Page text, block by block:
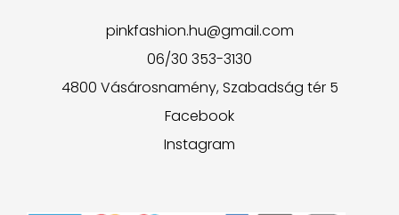
pinkfashion.hu@gmail.com
06/30 353-3130
4800 Vásárosnamény, Szabadság tér 5
Facebook
Instagram